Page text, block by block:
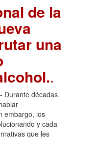
de la
una
.
Durante décadas,
embargo, los
y cada
que les